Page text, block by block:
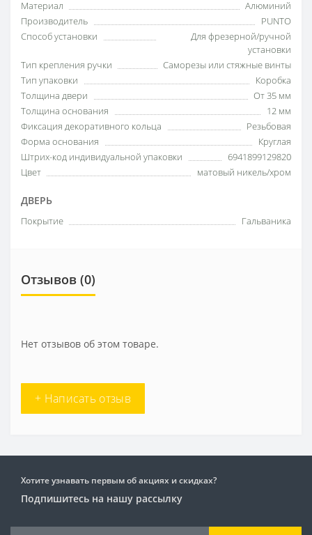
Материал
Алюминий
Производитель
PUNTO
Способ установки
Для фрезерной/ручной
установки
Тип крепления ручки
Саморезы или стяжные винты
Тип упаковки
Коробка
Толщина двери
От 35 мм
Толщина основания
12 мм
Фиксация декоративного кольца
Резьбовая
Форма основания
Круглая
Штрих-код индивидуальной упаковки
6941899129820
Цвет
матовый никель/хром
ДВЕРЬ
Покрытие Гальваника
Отзывов (0)
Нет отзывов об этом товаре.
+ Написать отзыв
Хотите узнавать первым об акциях и скидках?
Подпишитесь на нашу рассылку